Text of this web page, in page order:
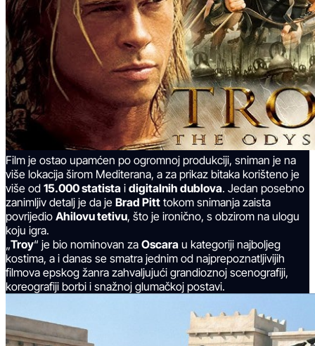
Film je ostao upamćen po ogromnoj produkciji, sniman je na
više lokacija širom Mediterana, a za prikaz bitaka korišteno je
više od 15.000 statista i digitalnih dublova. Jedan posebno
zanimljiv detalj je da je Brad Pitt tokom snimanja zaista
povrijedio Ahilovu tetivu, što je ironično, s obzirom na ulogu
koju igra.
„Troy“ je bio nominovan za Oscara u kategoriji najboljeg
kostima, a i danas se smatra jednim od najprepoznatljivijih
filmova epskog žanra zahvaljujući grandioznoj scenografiji,
koreografiji borbi i snažnoj glumačkoj postavi.